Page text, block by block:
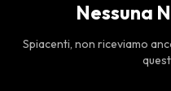
Nessuna
Spiacenti, non riceviamo